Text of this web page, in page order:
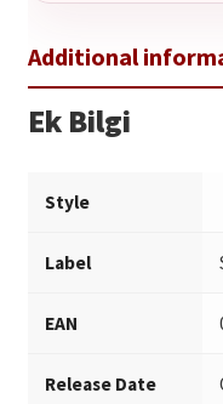
Ek Bilgi
Style
Label
EAN
Release Date